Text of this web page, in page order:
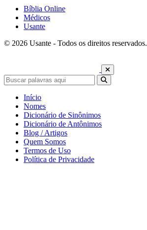
Bíblia Online
Médicos
Usante
© 2026 Usante - Todos os direitos reservados.
Início
Nomes
Dicionário de Sinônimos
Dicionário de Antônimos
Blog / Artigos
Quem Somos
Termos de Uso
Política de Privacidade